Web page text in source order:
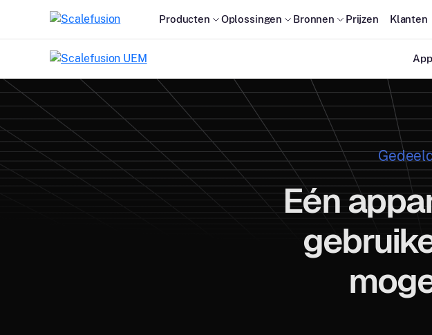
Producten Oplossingen Bronnen Prijzen Klanten
Eén